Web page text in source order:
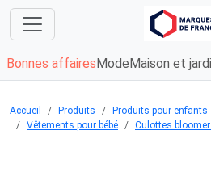
Bonnes affaires Mode Maison et
Accueil Produits Produits pour enfants
Vêtements pour bébé
Culottes bloomer